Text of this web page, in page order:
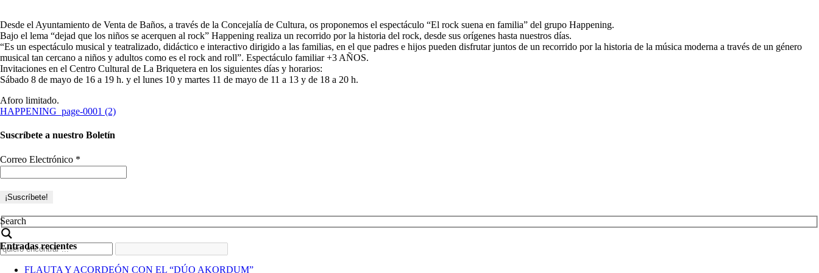
Desde el Ayuntamiento de Venta de Baños, a través de la Concejalía de Cultura, os proponemos el espectáculo “El rock suena en familia” del grupo Happening.
Bajo el lema “dejad que los niños se acerquen al rock” Happening realiza un recorrido por la historia del rock, desde sus orígenes hasta nuestros días.
“Es un espectáculo musical y teatralizado, didáctico e interactivo dirigido a las familias, en el que padres e hijos pueden disfrutar juntos de un recorrido por la historia de la música moderna a través de un género
musical tan cercano a niños y adultos como es el rock and roll”. Espectáculo familiar +3 AÑOS.
Invitaciones en el Centro Cultural de La Briquetera en los siguientes días y horarios:
Sábado 8 de mayo de 16 a 19 h. y el lunes 10 y martes 11 de mayo de 11 a 13 y de 18 a 20 h.
Aforo limitado.
HAPPENING_page-0001 (2)
Suscríbete a nuestro Boletín
Correo Electrónico *
Search
Entradas recientes
FLAUTA Y ACORDEÓN CON EL “DÚO AKORDUM”